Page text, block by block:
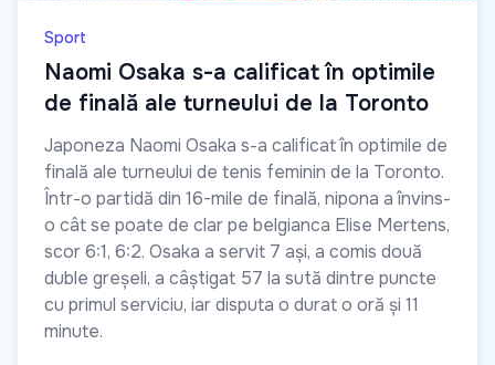
Sport
Naomi Osaka s-a calificat în optimile
de finală ale turneului de la Toronto
Japoneza Naomi Osaka s-a calificat în optimile de
finală ale turneului de tenis feminin de la Toronto.
Într-o partidă din 16-mile de finală, nipona a învins-
o cât se poate de clar pe belgianca Elise Mertens,
scor 6:1, 6:2. Osaka a servit 7 ași, a comis două
duble greșeli, a câștigat 57 la sută dintre puncte
cu primul serviciu, iar disputa o durat o oră și 11
minute.